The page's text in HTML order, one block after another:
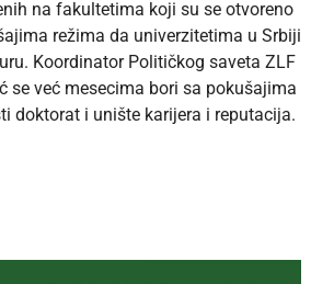
na fakultetima koji su se otvoreno
režima da univerzitetima u Srbiji
Koordinator Političkog saveta ZLF
se već mesecima bori sa pokušajima
doktorat i unište karijera i reputacija.